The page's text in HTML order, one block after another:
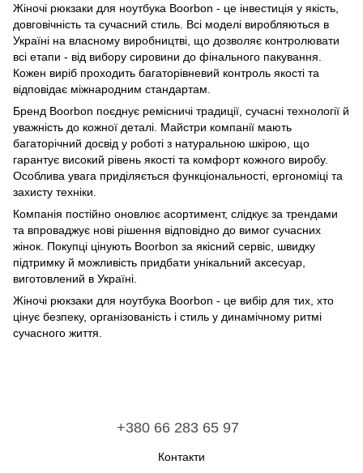
Жіночі рюкзаки для ноутбука Boorbon - це інвестиція у якість,
довговічність та сучасний стиль. Всі моделі виробляються в
Україні на власному виробництві, що дозволяє контролювати
всі етапи - від вибору сировини до фінального пакування.
Кожен виріб проходить багаторівневий контроль якості та
відповідає міжнародним стандартам.
Бренд Boorbon поєднує ремісничі традиції, сучасні технології й
уважність до кожної деталі. Майстри компанії мають
багаторічний досвід у роботі з натуральною шкірою, що
гарантує високий рівень якості та комфорт кожного виробу.
Особлива увага приділяється функціональності, ергономіці та
захисту техніки.
Компанія постійно оновлює асортимент, слідкує за трендами
та впроваджує нові рішення відповідно до вимог сучасних
жінок. Покупці цінують Boorbon за якісний сервіс, швидку
підтримку й можливість придбати унікальний аксесуар,
виготовлений в Україні.
Жіночі рюкзаки для ноутбука Boorbon - це вибір для тих, хто
цінує безпеку, організованість і стиль у динамічному ритмі
сучасного життя.
+380 66 283 65 97
Контакти